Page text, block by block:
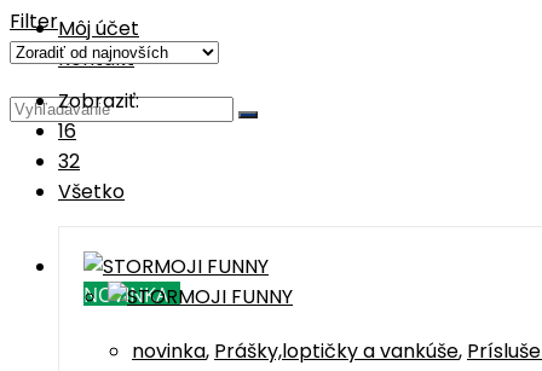
Môj účet
Kontakt
Filter
Zobraziť:
16
32
Všetko
NOVINKA
novinka, Prášky,loptičky a vankúše,